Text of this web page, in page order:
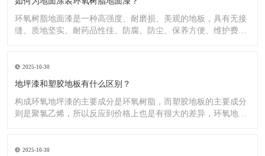
环氧树脂地面漆是一种高强度、耐磨损、美观的地板，具有无接
缝、质地坚实、耐药品性佳、防腐、防尘、保养方便、维护费用
2025-10-30
地坪漆和塑胶地板有什么区别？
构成环氧地坪漆的主要成分是环氧树脂，而塑胶地板的主要成分
则是聚氯乙烯，所以反应到价格上也是有很大的差异，环氧地坪
2025-10-30